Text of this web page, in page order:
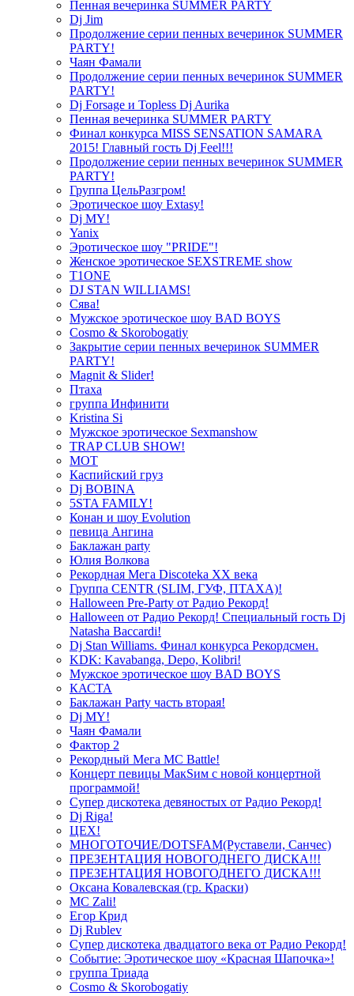
Пенная вечеринка SUMMER PARTY
Dj Jim
Продолжение серии пенных вечеринок SUMMER
PARTY!
Чаян Фамали
Продолжение серии пенных вечеринок SUMMER
PARTY!
Dj Forsage и Topless Dj Aurika
Пенная вечеринка SUMMER PARTY
Финал конкурса MISS SENSATION SAMARA
2015! Главный гость Dj Feel!!!
Продолжение серии пенных вечеринок SUMMER
PARTY!
Группа ЦельРазгром!
Эротическое шоу Extasy!
Dj MY!
Yanix
Эротическое шоу "PRIDE"!
Женское эротическое SEXSTREME show
T1ONE
DJ STAN WILLIAMS!
Сява!
Мужское эротическое шоу BAD BOYS
Cosmo & Skorobogatiy
Закрытие серии пенных вечеринок SUMMER
PARTY!
Magnit & Slider!
Птаха
группа Инфинити
Kristina Si
Мужское эротическое Sexmanshow
TRAP CLUB SHOW!
МОТ
Каспийский груз
Dj BOBINA
5STA FAMILY!
Конан и шоу Evolution
певица Ангина
Баклажан party
Юлия Волкова
Рекордная Мега Discoteka XX века
Группа CENTR (SLIM, ГУФ, ПТАХА)!
Halloween Pre-Party от Радио Рекорд!
Halloween от Радио Рекорд! Специальный гость Dj
Natasha Baccardi!
Dj Stan Williams. Финал конкурса Рекордсмен.
KDK: Kavabanga, Depo, Kolibri!
Мужское эротическое шоу BAD BOYS
КАСТА
Баклажан Party часть вторая!
Dj MY!
Чаян Фамали
Фактор 2
Рекордный Мега МС Battle!
Концерт певицы МакSим с новой концертной
программой!
Супер дискотека девяностых от Радио Рекорд!
Dj Riga!
ЦЕХ!
МНОГОТОЧИЕ/DOTSFAM(Руставели, Санчес)
ПРЕЗЕНТАЦИЯ НОВОГОДНЕГО ДИСКА!!!
ПРЕЗЕНТАЦИЯ НОВОГОДНЕГО ДИСКА!!!
Оксана Ковалевская (гр. Краски)
MC Zali!
Егор Крид
Dj Rublev
Супер дискотека двадцатого века от Радио Рекорд!
Событие: Эротическое шоу «Красная Шапочка»!
группа Триада
Cosmo & Skorobogatiy